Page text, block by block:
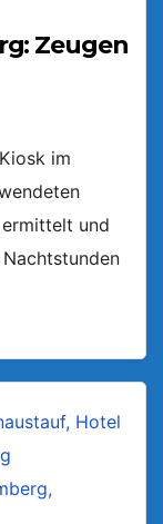
Zeugen
im
und